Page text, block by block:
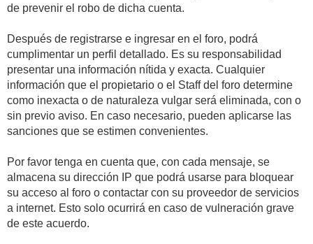
de prevenir el robo de dicha cuenta.
Después de registrarse e ingresar en el foro, podrá
cumplimentar un perfil detallado. Es su responsabilidad
presentar una información nítida y exacta. Cualquier
información que el propietario o el Staff del foro determine
como inexacta o de naturaleza vulgar será eliminada, con o
sin previo aviso. En caso necesario, pueden aplicarse las
sanciones que se estimen convenientes.
Por favor tenga en cuenta que, con cada mensaje, se
almacena su dirección IP que podrá usarse para bloquear
su acceso al foro o contactar con su proveedor de servicios
a internet. Esto solo ocurrirá en caso de vulneración grave
de este acuerdo.